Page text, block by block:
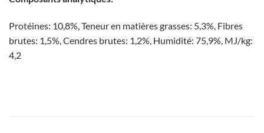
Protéines: 10,8%, Teneur en matières grasses: 5,3%, Fibres
brutes: 1,5%, Cendres brutes: 1,2%, Humidité: 75,9%, MJ/kg:
4,2